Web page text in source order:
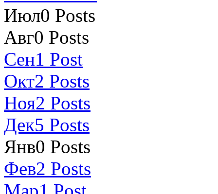
Июл0 Posts
Авг0 Posts
Сен1 Post
Окт2 Posts
Ноя2 Posts
Дек5 Posts
Янв0 Posts
Фев2 Posts